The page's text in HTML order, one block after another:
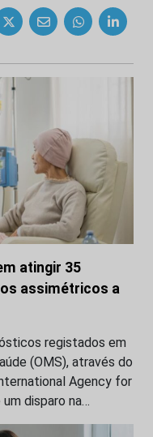
atingir 35
assimétricos a
registados em
(OMS), através do
Agency for
um disparo na…